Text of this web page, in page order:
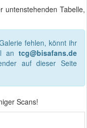
untenstehenden Tabelle,
fehlen, könnt ihr
an tcg@bisafans.de
auf dieser Seite
Scans!